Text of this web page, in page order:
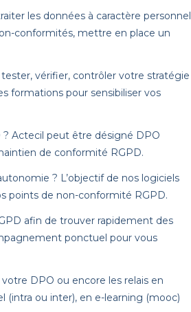
les données à caractère personnel
conformités, mettre en place un
tester, vérifier, contrôler votre stratégie
formations pour sensibiliser vos
? Actecil peut être désigné DPO
de conformité RGPD.
? L’objectif de nos logiciels
points de non-conformité RGPD.
afin de trouver rapidement des
ponctuel pour vous
DPO ou encore les relais en
(intra ou inter), en e-learning (mooc)